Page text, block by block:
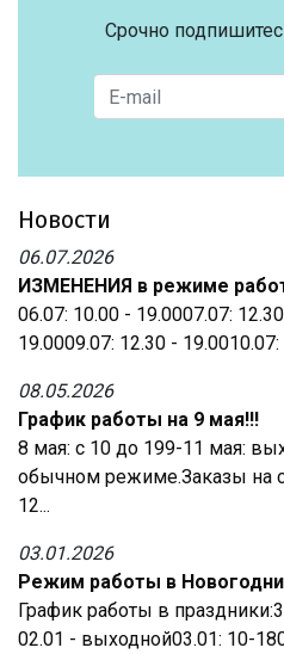
Срочно
Новости
06.07.2026
ИЗМЕНЕНИЯ в режиме
06.07: 10.00 - 19.0007.07:
19.0009.07: 12.30 -
08.05.2026
График работы на 9 мая!!!
8 мая: с 10 до 199-11 мая:
обычном режиме.Заказы на
12...
03.01.2026
Режим работы в
График работы в
02.01 - выходной03.01: 10-